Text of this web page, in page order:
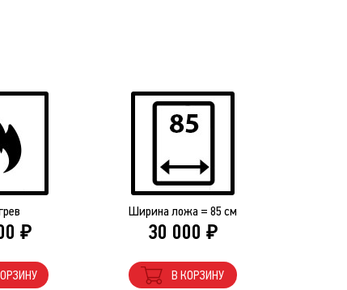
₽
Ширина ложа = 85 см
30 000 ₽
В КОРЗИНУ